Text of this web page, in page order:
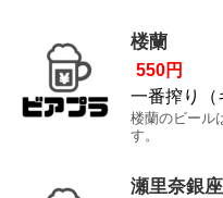
楼蘭
550円
一番搾り（
楼蘭のビール
す。
瀬里奈銀